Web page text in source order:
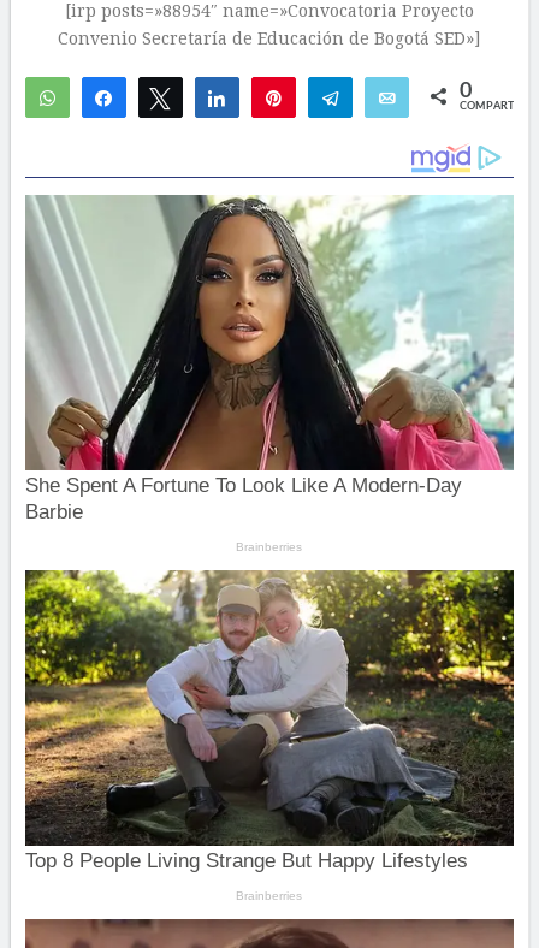
[irp posts=»88954″ name=»Convocatoria Proyecto
Convenio Secretaría de Educación de Bogotá SED»]
WhatsAppCompartirTwittear Compartir Telegram Email 0
COMPARTIR